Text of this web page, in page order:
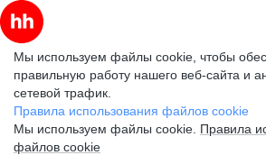
Мы используем файлы cookie, чтобы
правильную работу нашего веб-сайта и
сетевой трафик.
Правила использования файлов cookie
Мы используем файлы cookie. Правила
файлов cookie